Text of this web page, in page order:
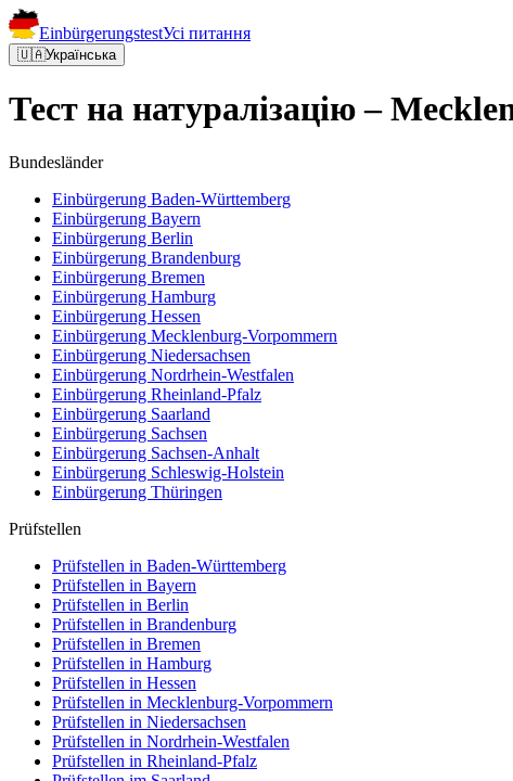
EinbürgerungstestУсі питання
🇺🇦Українська
Тест на натуралізацію –
Bundesländer
Einbürgerung Baden-Württemberg
Einbürgerung Bayern
Einbürgerung Berlin
Einbürgerung Brandenburg
Einbürgerung Bremen
Einbürgerung Hamburg
Einbürgerung Hessen
Einbürgerung Mecklenburg-Vorpommern
Einbürgerung Niedersachsen
Einbürgerung Nordrhein-Westfalen
Einbürgerung Rheinland-Pfalz
Einbürgerung Saarland
Einbürgerung Sachsen
Einbürgerung Sachsen-Anhalt
Einbürgerung Schleswig-Holstein
Einbürgerung Thüringen
Prüfstellen
Prüfstellen in Baden-Württemberg
Prüfstellen in Bayern
Prüfstellen in Berlin
Prüfstellen in Brandenburg
Prüfstellen in Bremen
Prüfstellen in Hamburg
Prüfstellen in Hessen
Prüfstellen in Mecklenburg-Vorpommern
Prüfstellen in Niedersachsen
Prüfstellen in Nordrhein-Westfalen
Prüfstellen in Rheinland-Pfalz